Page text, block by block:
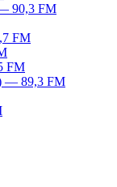
90,3 FM
FM
FM
— 89,3 FM